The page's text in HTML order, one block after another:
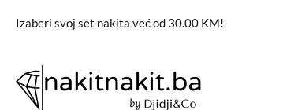
Izaberi svoj set nakita već od 30.00 KM!